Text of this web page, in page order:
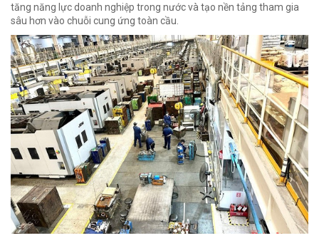
tăng năng lực doanh nghiệp trong nước và tạo nền tảng tham gia
sâu hơn vào chuỗi cung ứng toàn cầu.